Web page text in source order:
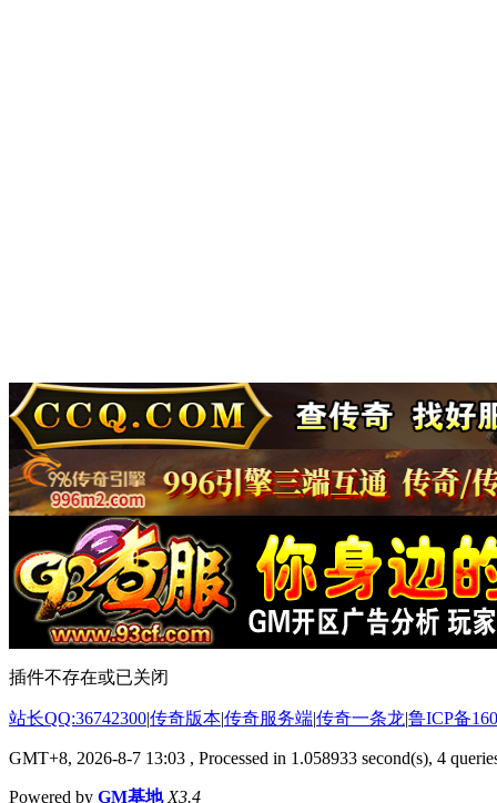
插件不存在或已关闭
站长QQ:36742300|传奇版本|传奇服务端|传奇一条龙|鲁ICP备
GMT+8, 2026-8-7 13:03 , Processed in 1.058933 second(s), 4
Powered by GM基地 X3.4